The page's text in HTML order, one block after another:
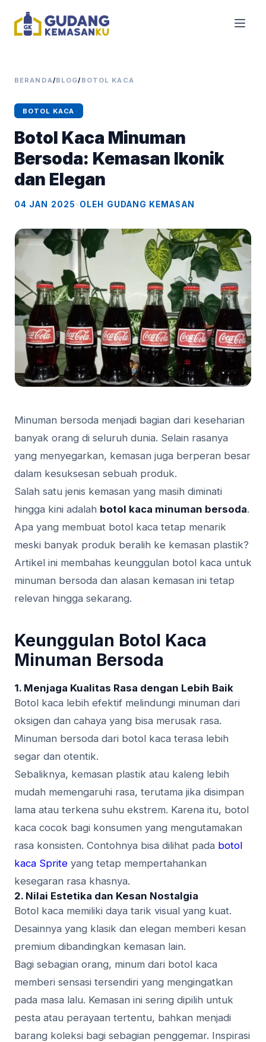
BERANDA/BLOG/ BOTOL KACA
BOTOL KACA
Botol Kaca Minuman
Bersoda: Kemasan Ikonik
dan Elegan
04 JAN 2025•OLEH GUDANG KEMASAN
Minuman bersoda menjadi bagian dari keseharian
banyak orang di seluruh dunia. Selain rasanya
yang menyegarkan, kemasan juga berperan besar
dalam kesuksesan sebuah produk.
Salah satu jenis kemasan yang masih diminati
hingga kini adalah botol kaca minuman bersoda.
Apa yang membuat botol kaca tetap menarik
meski banyak produk beralih ke kemasan plastik?
Artikel ini membahas keunggulan botol kaca untuk
minuman bersoda dan alasan kemasan ini tetap
relevan hingga sekarang.
Keunggulan Botol Kaca
Minuman Bersoda
1. Menjaga Kualitas Rasa dengan Lebih Baik
Botol kaca lebih efektif melindungi minuman dari
oksigen dan cahaya yang bisa merusak rasa.
Minuman bersoda dari botol kaca terasa lebih
segar dan otentik.
Sebaliknya, kemasan plastik atau kaleng lebih
mudah memengaruhi rasa, terutama jika disimpan
lama atau terkena suhu ekstrem. Karena itu, botol
kaca cocok bagi konsumen yang mengutamakan
rasa konsisten. Contohnya bisa dilihat pada botol
kaca Sprite yang tetap mempertahankan
kesegaran rasa khasnya.
2. Nilai Estetika dan Kesan Nostalgia
Botol kaca memiliki daya tarik visual yang kuat.
Desainnya yang klasik dan elegan memberi kesan
premium dibandingkan kemasan lain.
Bagi sebagian orang, minum dari botol kaca
memberi sensasi tersendiri yang mengingatkan
pada masa lalu. Kemasan ini sering dipilih untuk
pesta atau perayaan tertentu, bahkan menjadi
barang koleksi bagi sebagian penggemar. Inspirasi